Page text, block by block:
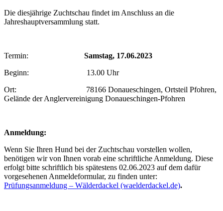
Die diesjährige Zuchtschau findet im Anschluss an die
Jahreshauptversammlung statt.
Termin: Samstag, 17.06.2023
Beginn: 13.00 Uhr
Ort: 78166 Donaueschingen, Ortsteil Pfohren,
Gelände der Anglervereinigung Donaueschingen-Pfohren
Anmeldung:
Wenn Sie Ihren Hund bei der Zuchtschau vorstellen wollen,
benötigen wir von Ihnen vorab eine schriftliche Anmeldung. Diese
erfolgt bitte schriftlich bis spätestens 02.06.2023 auf dem dafür
vorgesehenen Anmeldeformular, zu finden unter:
Prüfungsanmeldung – Wälderdackel (waelderdackel.de).